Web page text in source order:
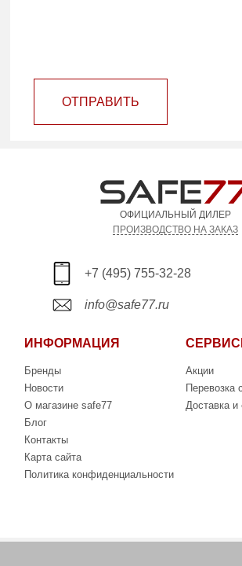
ОТПРАВИТЬ
ОФИЦИАЛЬНЫЙ ДИЛЕР
ПРОИЗВОДСТВО НА ЗАКАЗ
+7 (495) 755-32-28
info@safe77.ru
ИНФОРМАЦИЯ
Бренды
Новости
О магазине safe77
Блог
Контакты
Карта сайта
Политика конфиденциальности
Акции
Перевозка
Доставка